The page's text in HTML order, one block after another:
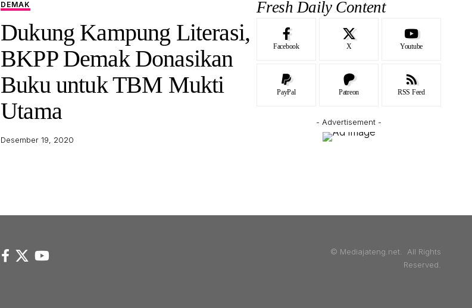
DEMAK
Dukung Kampung Literasi,
BKPP Demak Donasikan
Buku untuk TBM Mukti
Utama
Desember 19, 2020
Fresh Daily Content
Facebook X Youtube
PayPal Patreon RSS Feed
- Advertisement -
© Mediajateng.net. All Rights
Reserved.